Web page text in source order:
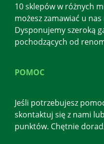
10 sklepów w różnych
możesz zamawiać u
Dysponujemy szeroką
pochodzących od
POMOC
Jeśli potrzebujesz
skontaktuj się z nami
punktów. Chętnie